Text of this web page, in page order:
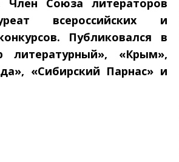
Союза литераторов
всероссийских и
Публиковался в
литературный», «Крым»,
«Сибирский Парнас» и